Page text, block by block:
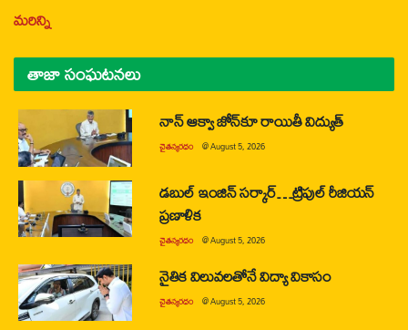
మరిన్ని
తాజా సంఘటనలు
నాన్ ఆక్వా జోన్‌కూ రాయితీ విద్యుత్
చైతన్యరధం @August 5, 2026
డబుల్ ఇంజిన్ సర్కార్…ట్రిపుల్ రీజియన్
ప్రణాళిక
చైతన్యరధం @August 5, 2026
నైతిక విలువలతోనే విద్యా వికాసం
చైతన్యరధం @August 5, 2026